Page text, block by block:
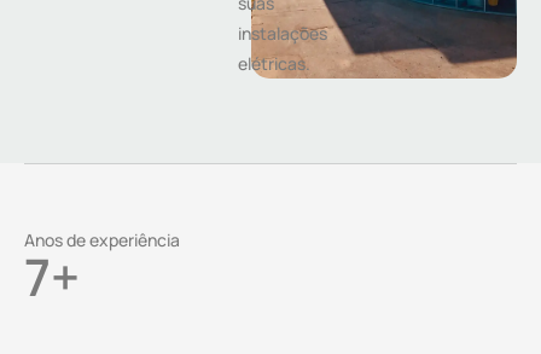
instalações
elétricas.
Anos de experiência
7+